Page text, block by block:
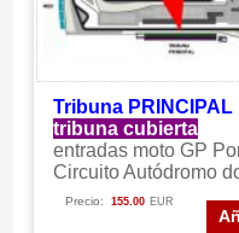
Tribuna PRINCIPAL
tribuna cubierta
entradas moto GP
Circuito Autódromo
Precio: 155.00 EUR